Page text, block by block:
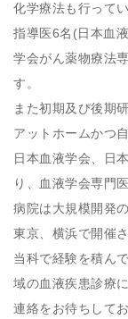
化学療法も行ってい
指導医6名(日本血
学会がん薬物療法
す。
また初期及び後期
アットホームかつ
日本血液学会、日
り、血液学会専門
病院は大規模開発
東京、横浜で開催
当科で経験を積ん
域の血液疾患診療
連絡をお待ちして